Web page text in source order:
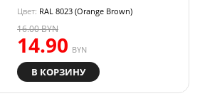
Цвет: RAL 8023 (Orange Brown)
14.90 BYN
16.00BYN
В КОРЗИНУ